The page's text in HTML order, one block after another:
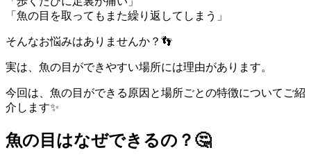
「魚の目を取ってもまた繰り返してしまう」
そんなお悩みはありませんか？👣
実は、魚の目ができやすい場所には理由があります。
今回は、魚の目ができる原因と場所ごとの特徴についてご紹
介します✨
魚の目はなぜできるの？🤔